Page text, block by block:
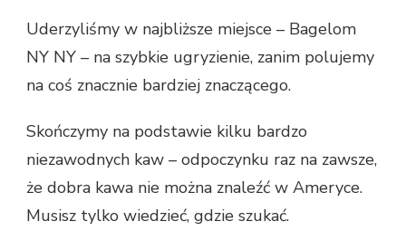
Uderzyliśmy w najbliższe miejsce – Bagelom
NY NY – na szybkie ugryzienie, zanim polujemy
na coś znacznie bardziej znaczącego.
Skończymy na podstawie kilku bardzo
niezawodnych kaw – odpoczynku raz na zawsze,
że dobra kawa nie można znaleźć w Ameryce.
Musisz tylko wiedzieć, gdzie szukać.